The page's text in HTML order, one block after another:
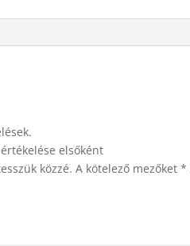
elsőként
közzé. A kötelező mezőket*